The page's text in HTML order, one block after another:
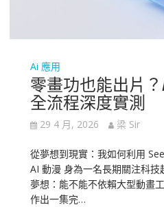
Ai 應用
零畫功也能出片
全流程深度實測
29 4 月, 2026 梁 Sir
從夢想到現實：我如何利用
AI 動漫 身為一名長期關注科
夢想：能不能不依賴大型動畫
作出一集完…